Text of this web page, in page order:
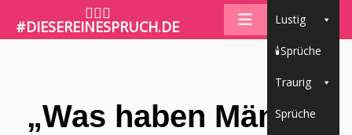
🤷🏼‍♀️
#DIESEREINESPRUCH.DE Lustig
🕯Sprüche
Traurig
Sprüche
„Was haben Männer